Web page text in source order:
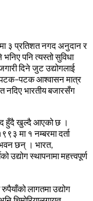
३ प्रतिशतनगदअनुदानर
भनिएपनित्यस्तोसुविधा
दिनेजुटउद्योगलाई
–पटकआश्वासनमात्र
नदिएभारतीयबजारसँग
हुँदैखुल्दैआएकोछ ।
मा १ नम्बरमादर्ता
छन् । भारत,
उद्योगस्थापनामामहत्त्वपूर्ण
रुपैयाँकोलागतमाउद्योग